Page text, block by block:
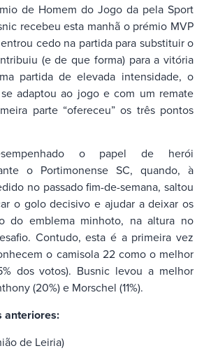
de Homem do Jogo da pela Sport
recebeu esta manhã o prémio MVP
cedo na partida para substituir o
(e de que forma) para a vitória
partida de elevada intensidade, o
adaptou ao jogo e com um remate
parte “ofereceu” os três pontos
o papel de herói
o Portimonense SC, quando, à
no passado fim-de-semana, saltou
o golo decisivo e ajudar a deixar os
do emblema minhoto, na altura no
Contudo, esta é a primeira vez
o camisola 22 como o melhor
dos votos). Busnic levou a melhor
(20%) e Morschel (11%).
anteriores:
de Leiria)